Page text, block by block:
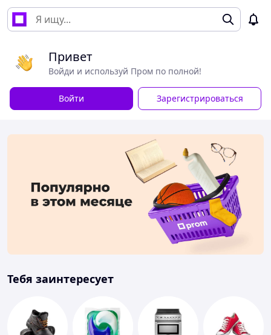
Привет
Войди и используй Пром по полной!
Войти Зарегистрироваться
Тебя заинтересует